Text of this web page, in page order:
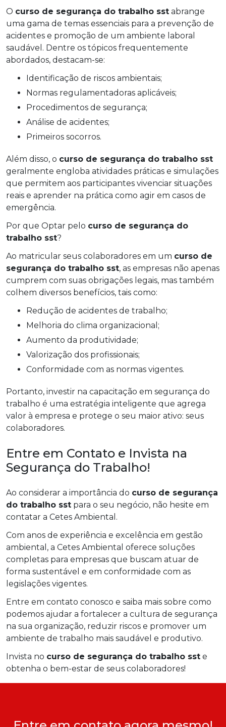
O curso de segurança do trabalho sst abrange
uma gama de temas essenciais para a prevenção de
acidentes e promoção de um ambiente laboral
saudável. Dentre os tópicos frequentemente
abordados, destacam-se:
Identificação de riscos ambientais;
Normas regulamentadoras aplicáveis;
Procedimentos de segurança;
Análise de acidentes;
Primeiros socorros.
Além disso, o curso de segurança do trabalho sst
geralmente engloba atividades práticas e simulações
que permitem aos participantes vivenciar situações
reais e aprender na prática como agir em casos de
emergência.
Por que Optar pelo curso de segurança do
trabalho sst?
Ao matricular seus colaboradores em um curso de
segurança do trabalho sst, as empresas não apenas
cumprem com suas obrigações legais, mas também
colhem diversos benefícios, tais como:
Redução de acidentes de trabalho;
Melhoria do clima organizacional;
Aumento da produtividade;
Valorização dos profissionais;
Conformidade com as normas vigentes.
Portanto, investir na capacitação em segurança do
trabalho é uma estratégia inteligente que agrega
valor à empresa e protege o seu maior ativo: seus
colaboradores.
Entre em Contato e Invista na
Segurança do Trabalho!
Ao considerar a importância do curso de segurança
do trabalho sst para o seu negócio, não hesite em
contatar a Cetes Ambiental.
Com anos de experiência e excelência em gestão
ambiental, a Cetes Ambiental oferece soluções
completas para empresas que buscam atuar de
forma sustentável e em conformidade com as
legislações vigentes.
Entre em contato conosco e saiba mais sobre como
podemos ajudar a fortalecer a cultura de segurança
na sua organização, reduzir riscos e promover um
ambiente de trabalho mais saudável e produtivo.
Invista no curso de segurança do trabalho sst e
obtenha o bem-estar de seus colaboradores!